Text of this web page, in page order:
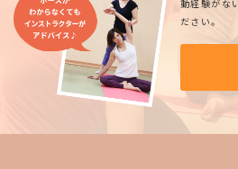
動経験がな
ださい。